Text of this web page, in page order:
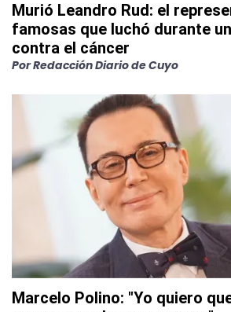
Murió Leandro Rud: el
famosas que luchó durante
contra el cáncer
PorRedacción Diario de Cuyo
Marcelo Polino: "Yo quiero